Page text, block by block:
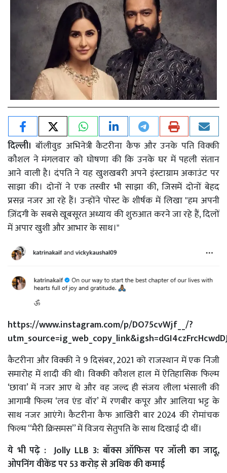
दिल्ली।बॉलीवुड अभिनेत्री कैटरीना कैफ और उनके पति विक्की
कौशल ने मंगलवार को घोषणा की कि उनके घर में पहली संतान
आने वाली है। दंपति ने यह खुशखबरी अपने इंस्टाग्राम अकाउंट पर
साझा की। दोनों ने एक तस्वीर भी साझा की, जिसमें दोनों बेहद
प्रसन्न नजर आ रहे हैं। उन्होंने पोस्ट के शीर्षक में लिखा "हम अपनी
ज़िंदगी के सबसे खूबसूरत अध्याय की शुरुआत करने जा रहे हैं, दिलों
में अपार खुशी और आभार के साथ।"
https://www.instagram.com/p/DO75cvWjf__/?
कैटरीना और विक्की ने 9 दिसंबर, 2021 को राजस्थान में एक निजी
समारोह में शादी की थी। विक्की कौशल हाल में ऐतिहासिक फिल्म
‘छावा’ में नजर आए थे और वह जल्द ही संजय लीला भंसाली की
आगामी फिल्म ‘लव एंड वॉर’ में रणबीर कपूर और आलिया भट्ट के
साथ नजर आएंगे। कैटरीना कैफ आखिरी बार 2024 की रोमांचक
फिल्म ‘‘मैरी क्रिसमस’’ में विजय सेतुपति के साथ दिखाई दी थीं।
ये भी पढ़े :Jolly LLB 3: बॉक्स ऑफिस पर जॉली का जादू,
ओपनिंग वीकेंड पर 53 करोड़ से अधिक की कमाई